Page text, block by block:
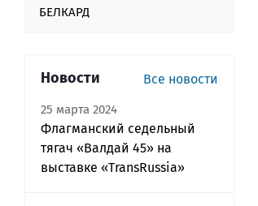
БЕЛКАРД
Новости Все новости
25 марта 2024
Флагманский седельный
тягач «Валдай 45» на
выставке «TransRussia»